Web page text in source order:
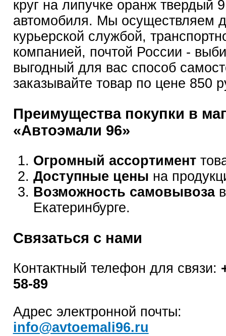
круг на липучке оранж твердый
автомобиля. Мы осуществляем
курьерской службой,
компанией, почтой России -
выгодный для вас способ
заказывайте товар по цене 850
Преимущества покупки в
«Автоэмали 96»
Огромный ассортимент
Доступные цены на
Возможность самовывозав
Екатеринбурге.
Связаться с нами
Контактный телефон для связи:
58-89
Адрес электронной почты:
info@avtoemali96.ru